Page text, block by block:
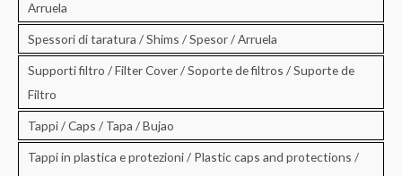
Arruela
Spessori di taratura / Shims / Spesor / Arruela
Supporti filtro / Filter Cover / Soporte de filtros / Suporte de
Filtro
Tappi / Caps / Tapa / Bujao
Tappi in plastica e protezioni / Plastic caps and protections /